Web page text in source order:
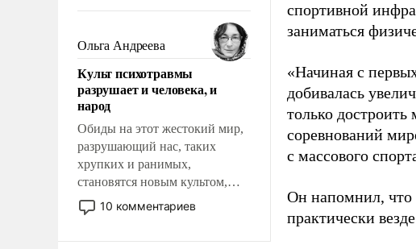
сложна и амбициозна. Однако
и ее реализация радикально
поднимет наши боевые
возможности.
Ольга Андреева
Культ психотравмы
разрушает и человека, и
народ
Обиды на этот жестокий мир,
разрушающий нас, таких
хрупких и ранимых,
становятся новым культом,
постепенно вытесняя и
отменяя традиционное
10 комментариев
спортивной
заниматься
«Начиная с
добивалась
только
соревнований
с массового
Он напомнил, что
практически